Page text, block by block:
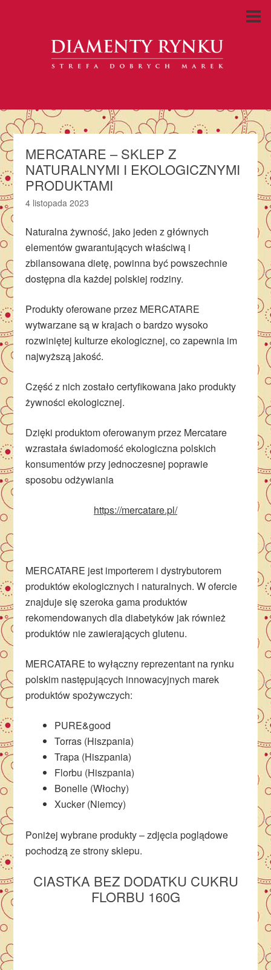
MERCATARE – SKLEP Z
NATURALNYMI I EKOLOGICZNYMI
PRODUKTAMI
4 listopada 2023
Naturalna żywność, jako jeden z głównych
elementów gwarantujących właściwą i
zbilansowana dietę, powinna być powszechnie
dostępna dla każdej polskiej rodziny.
Produkty oferowane przez MERCATARE
wytwarzane są w krajach o bardzo wysoko
rozwiniętej kulturze ekologicznej, co zapewnia im
najwyższą jakość.
Część z nich zostało certyfikowana jako produkty
żywności ekologicznej.
Dzięki produktom oferowanym przez Mercatare
wzrastała świadomość ekologiczna polskich
konsumentów przy jednoczesnej poprawie
sposobu odżywiania
https://mercatare.pl/
MERCATARE jest importerem i dystrybutorem
produktów ekologicznych i naturalnych. W ofercie
znajduje się szeroka gama produktów
rekomendowanych dla diabetyków jak również
produktów nie zawierających glutenu.
MERCATARE to wyłączny reprezentant na rynku
polskim następujących innowacyjnych marek
produktów spożywczych:
PURE&good
Torras (Hiszpania)
Trapa (Hiszpania)
Florbu (Hiszpania)
Bonelle (Włochy)
Xucker (Niemcy)
Poniżej wybrane produkty – zdjęcia poglądowe
pochodzą ze strony sklepu.
CIASTKA BEZ DODATKU CUKRU
FLORBU 160G